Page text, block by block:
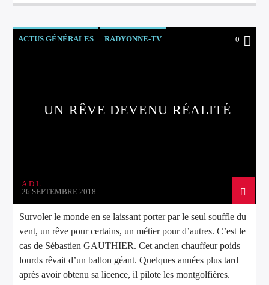
ACTUS GÉNÉRALES RADYONNE-TV 0
UN RÊVE DEVENU RÉALITÉ
A.D.L
26 SEPTEMBRE 2018
Survoler le monde en se laissant porter par le seul souffle du
vent, un rêve pour certains, un métier pour d’autres. C’est le
cas de Sébastien GAUTHIER. Cet ancien chauffeur poids
lourds rêvait d’un ballon géant. Quelques années plus tard
après avoir obtenu sa licence, il pilote les montgolfières.